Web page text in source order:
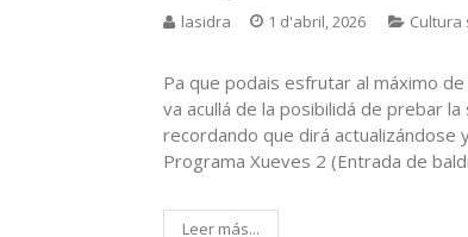
lasidra 1 d'abril, 2026 Cultura
Pa que podais esfrutar al máximo
va acullá de la posibilidá de prebar
recordando que dirá actualizándose
Programa Xueves 2 (Entrada de
Leer más...